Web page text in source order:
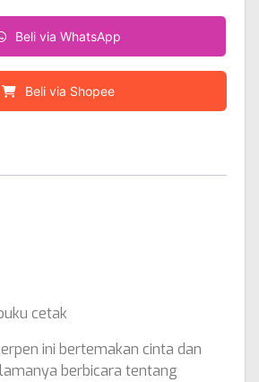
Beli via WhatsApp
Beli via Shopee
cetak
ini bertemakan cinta dan
berbicara tentang